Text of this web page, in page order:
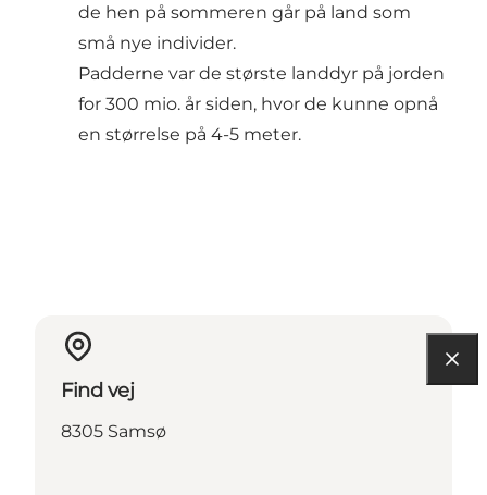
de hen på sommeren går på land som
små nye individer.
Padderne var de største landdyr på jorden
for 300 mio. år siden, hvor de kunne opnå
en størrelse på 4-5 meter.
Find vej
8305 Samsø